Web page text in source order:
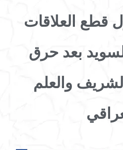
قطع العلاقات
بعد حرق
والعلم